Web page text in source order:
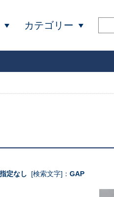
カテゴリー
指定なし [検索文字]： GAP